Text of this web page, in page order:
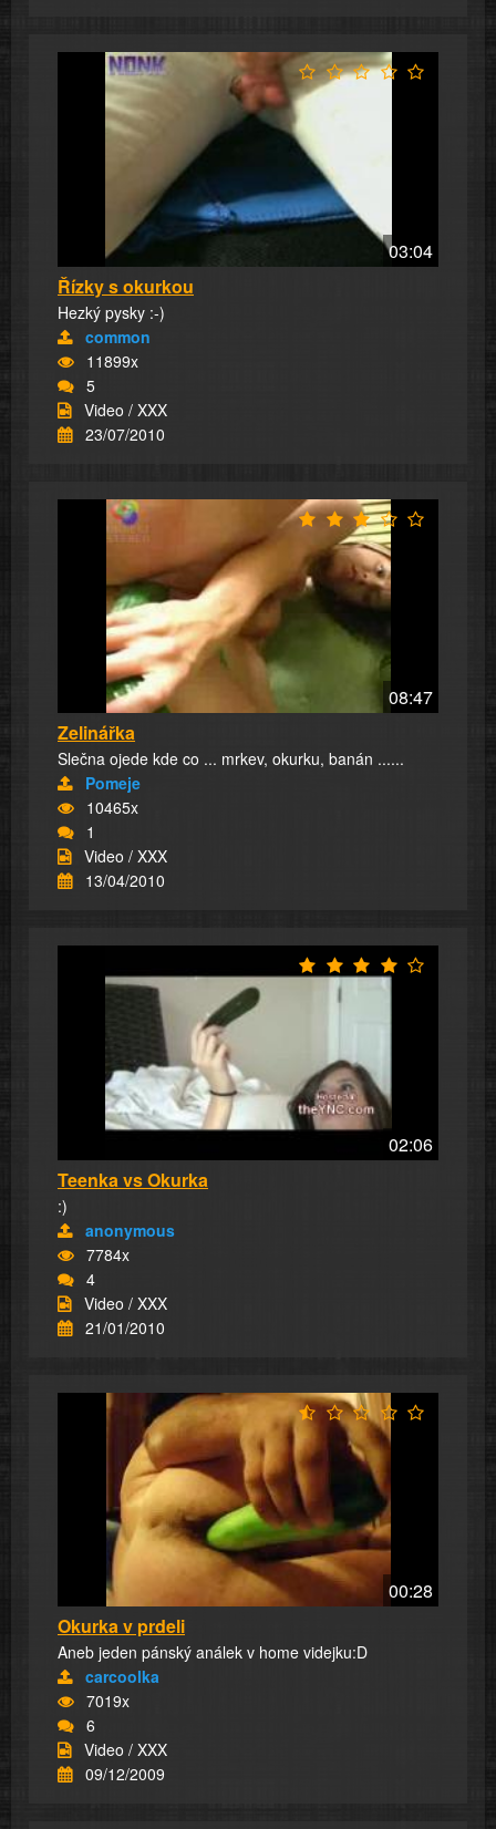
03:04
Řízky s okurkou
Hezký pysky :-)
common
11899x
5
Video / XXX
23/07/2010
08:47
Zelinářka
Slečna ojede kde co ... mrkev, okurku, banán ......
Pomeje
10465x
1
Video / XXX
13/04/2010
02:06
Teenka vs Okurka
:)
anonymous
7784x
4
Video / XXX
21/01/2010
00:28
Okurka v prdeli
Aneb jeden pánský análek v home videjku:D
carcoolka
7019x
6
Video / XXX
09/12/2009